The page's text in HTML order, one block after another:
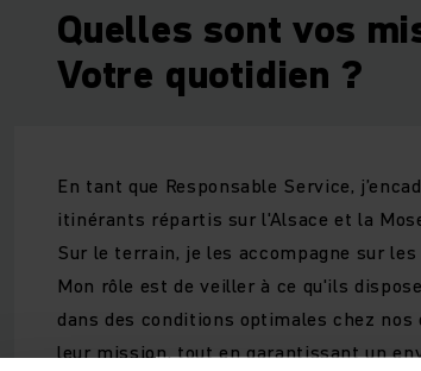
Quelles sont vos
Votre quotidien ?
En tant que Responsable Service,
itinérants répartis sur l'Alsace et la
Sur le terrain, je les accompagne sur
Mon rôle est de veiller à ce qu'ils
dans des conditions optimales chez
leur mission, tout en garantissant un